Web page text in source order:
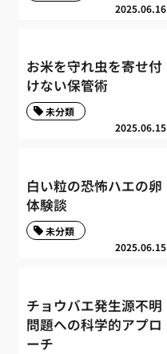
2025.06.16
お米を守れ虫を寄せ付
けない保管術
2025.06.15
未分類
白い粒の恐怖ハエの卵
体験談
2025.06.15
未分類
チョウバエ発生源不明
問題への科学的アプロ
ーチ